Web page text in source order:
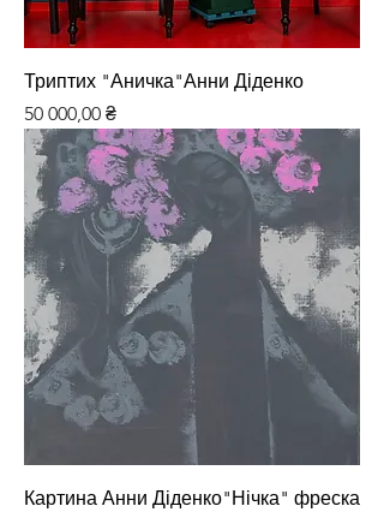
Триптих "Аничка"Анни Діденко
Ціна
50 000,00 ₴
Картина Анни Діденко"Нічка" фреска